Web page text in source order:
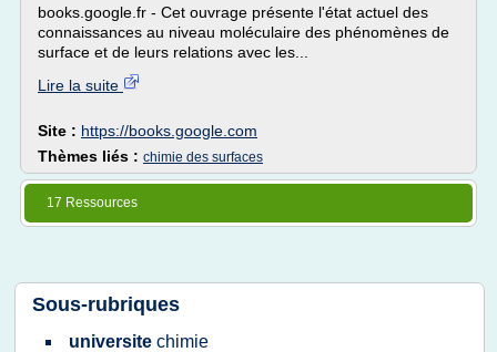
books.google.fr - Cet ouvrage présente l'état actuel des
connaissances au niveau moléculaire des phénomènes de
surface et de leurs relations avec les...
Lire la suite
Site : https://books.google.com
Thèmes liés : chimie des surfaces
17 Ressources
Sous-rubriques
universite chimie